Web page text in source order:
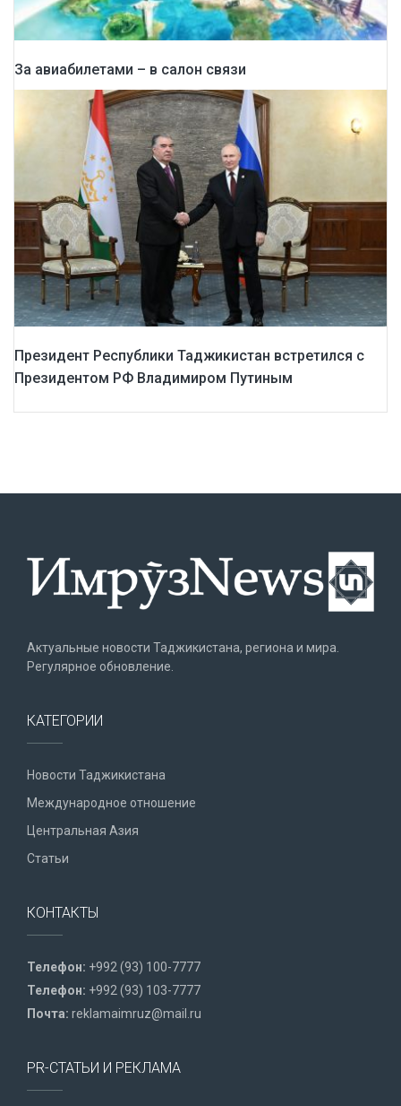
За авиабилетами – в салон связи
Президент Республики Таджикистан встретился с
Президентом РФ Владимиром Путиным
Актуальные новости Таджикистана, региона и мира.
Регулярное обновление.
КАТЕГОРИИ
Новости Таджикистана
Международное отношение
Центральная Азия
Статьи
КОНТАКТЫ
Телефон: +992 (93) 100-7777
Телефон: +992 (93) 103-7777
Почта: reklamaimruz@mail.ru
PR-СТАТЬИ И РЕКЛАМА